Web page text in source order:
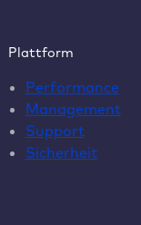
Plattform
Performance
Management
Support
Sicherheit